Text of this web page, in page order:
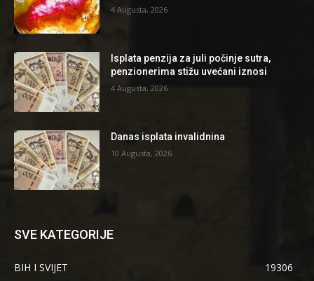
4 Augusta, 2026
Isplata penzija za juli počinje sutra,
penzionerima stižu uvećani iznosi
4 Augusta, 2026
Danas isplata invalidnina
10 Augusta, 2026
SVE KATEGORIJE
BIH I SVIJET
19306